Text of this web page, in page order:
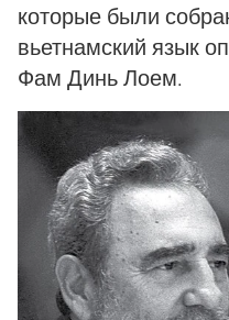
которые были
вьетнамский язык
Фам Динь Лоем.